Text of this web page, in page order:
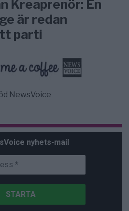
Kreaprenör: En
är redan
parti
NewsVoice
nyhets-mail